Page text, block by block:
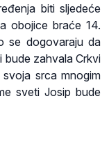
biti sljedeće
obojice braće 14.
se dogovaraju da
bude zahvala Crkvi
srca mnogim
sveti Josip bude